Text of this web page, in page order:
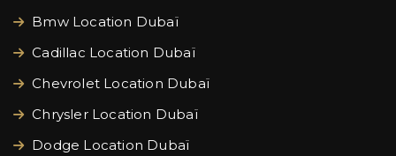
Bmw Location Dubaï
Cadillac Location Dubaï
Chevrolet Location Dubaï
Chrysler Location Dubaï
Dodge Location Dubaï